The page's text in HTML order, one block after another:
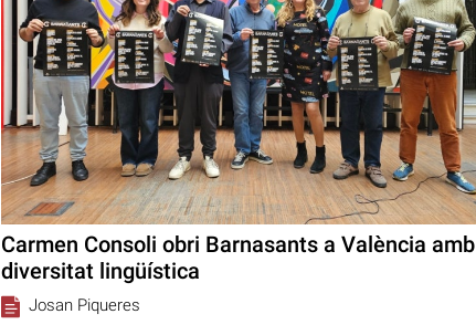
Carmen Consoli obri Barnasants a València amb
diversitat lingüística
Josan Piqueres